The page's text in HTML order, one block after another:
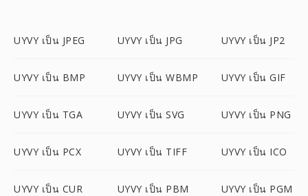
UYVY เป็น JPEG UYVY เป็น JPG UYVY เป็น JP2
UYVY เป็น BMP UYVY เป็น WBMP UYVY เป็น GIF
UYVY เป็น TGA UYVY เป็น SVG UYVY เป็น PNG
UYVY เป็น PCX UYVY เป็น TIFF UYVY เป็น ICO
UYVY เป็น CUR UYVY เป็น PBM UYVY เป็น PGM